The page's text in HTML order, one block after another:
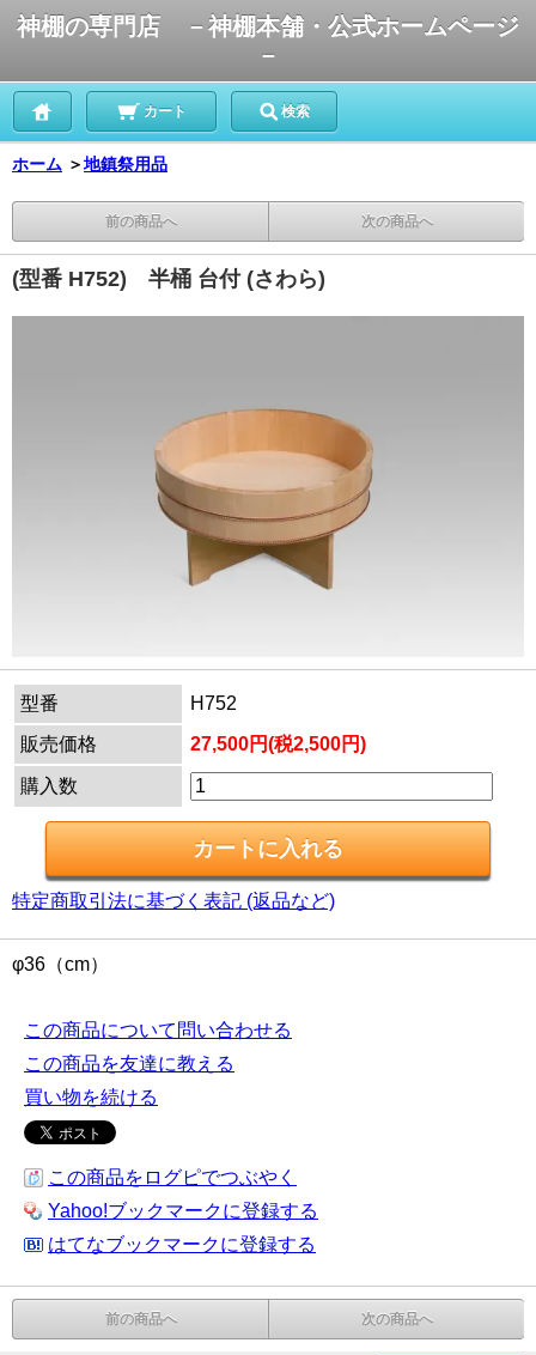
神棚の専門店 －神棚本舗・公式ホームページ
－
カート 検索
ホーム ＞地鎮祭用品
前の商品へ 次の商品へ
(型番 H752) 半桶 台付 (さわら)
型番
H752
販売価格
27,500円(税2,500円)
購入数
特定商取引法に基づく表記 (返品など)
φ36（cm）
この商品について問い合わせる
この商品を友達に教える
買い物を続ける
この商品をログピでつぶやく
Yahoo!ブックマークに登録する
はてなブックマークに登録する
前の商品へ 次の商品へ